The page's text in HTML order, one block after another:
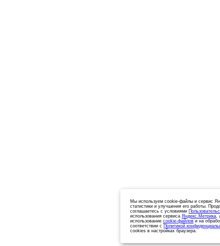
Мы используем cookie-файлы и сервис
статистики и улучшения его работы.
соглашаетесь с условиями
использования сервиса Яндекс.Метрика,
использование cookie-файлов и на
соответствии с Политикой
cookies в настройках браузера.